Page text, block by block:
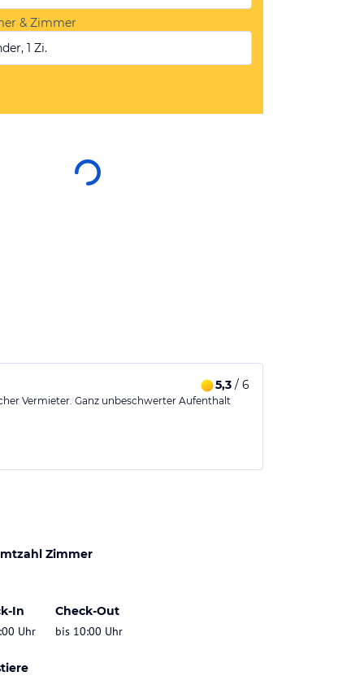
& Zimmer
1 Zi.
5,3 / 6
Vermieter. Ganz unbeschwerter Aufenthalt
Zimmer
In
Uhr
Check-Out
bis 10:00 Uhr